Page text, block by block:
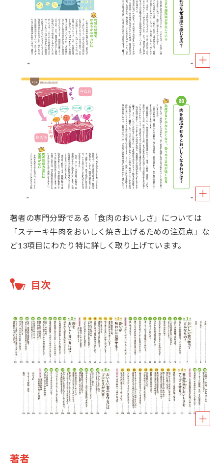
著者の専門分野である「食肉のおいしさ」については
「ステーキ牛肉をおいしく焼き上げるための注意点」な
ど13項目にわたり特に詳しく取り上げています。
目次
著者